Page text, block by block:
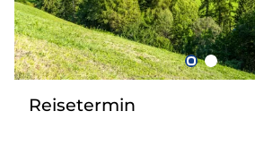
Kontakt
Reisetermin